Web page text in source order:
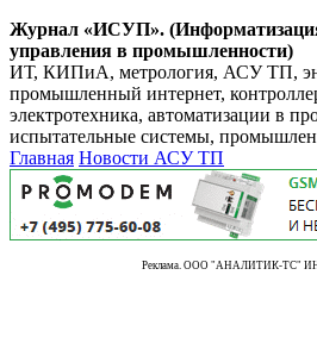
Журнал «ИСУП».
управления в промышленности)
ИТ, КИПиА, метрология, АСУ ТП,
промышленный интернет,
электротехника, автоматизации в
испытательные системы,
Главная Новости АСУ ТП
Реклама. ООО "АНАЛИТИК-ТС"